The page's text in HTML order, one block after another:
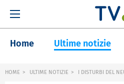
Home Ultime notizie
HOME ULTIME NOTIZIE I DISTURBI DEL